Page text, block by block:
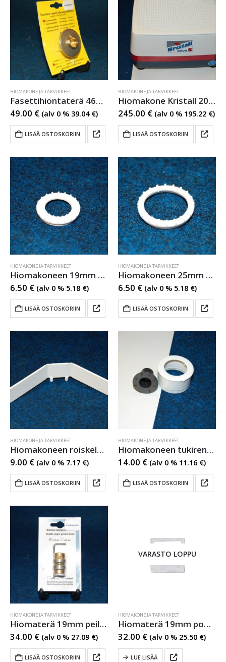
HIOMAKONE JA TARVIKKEET
Fasettihiontaterä 46mm
49.00 € (alv 0 % 39.04 €)
LISÄÄ OSTOSKORIIN
HIOMAKONE JA TARVIKKEET
Hiomakone Kristall 2000S
245.00 € (alv 0 % 195.22 €)
LISÄÄ OSTOSKORIIN
HIOMAKONE JA TARVIKKEET
Hiomakoneen 19mm rengas
6.50 € (alv 0 % 5.18 €)
LISÄÄ OSTOSKORIIN
HIOMAKONE JA TARVIKKEET
Hiomakoneen 25mm rengas
6.50 € (alv 0 % 5.18 €)
LISÄÄ OSTOSKORIIN
HIOMAKONE JA TARVIKKEET
Hiomakoneen roiskeläppä
9.00 € (alv 0 % 7.17 €)
LISÄÄ OSTOSKORIIN
HIOMAKONE JA TARVIKKEET
Hiomakoneen tukirengas
14.00 € (alv 0 % 11.16 €)
LISÄÄ OSTOSKORIIN
HIOMAKONE JA TARVIKKEET
Hiomaterä 19mm peilille
34.00 € (alv 0 % 27.09 €)
LISÄÄ OSTOSKORIIN
VARASTO LOPPU
HIOMAKONE JA TARVIKKEET
Hiomaterä 19mm power
32.00 € (alv 0 % 25.50 €)
LUE LISÄÄ